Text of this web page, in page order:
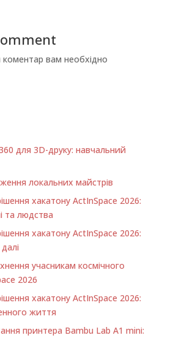
вам необхідно
для 3D-друку: навчальний
локальних майстрів
хакатону ActInSpace 2026:
та людства
хакатону ActInSpace 2026:
учасникам космічного
2026
хакатону ActInSpace 2026:
життя
принтера Bambu Lab A1 minі: